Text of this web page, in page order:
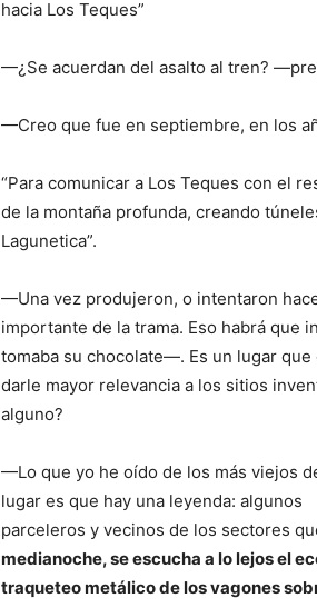
hacia Los Teques”
—¿Se acuerdan del asalto al tren?
—Creo que fue en septiembre, en los
“Para comunicar a Los Teques con el
de la montaña profunda, creando
Lagunetica”.
—Una vez produjeron, o intentaron
importante de la trama. Eso habrá
tomaba su chocolate—. Es un lugar
darle mayor relevancia a los sitios
alguno?
—Lo que yo he oído de los más viejos
lugar es que hay una leyenda: algunos
parceleros y vecinos de los sectores
medianoche, se escucha a lo lejos el
traqueteo metálico de los vagones